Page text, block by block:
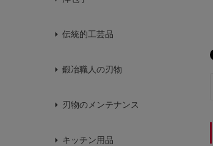
伝統的工芸品
鍛冶職人の刃物
刃物のメンテナンス
キッチン用品